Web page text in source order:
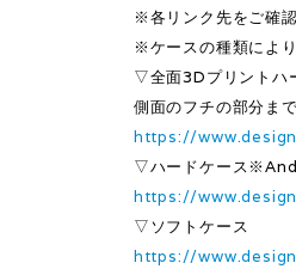
※各リンク先をご確
※ケースの種類によ
▽全面3Dプリントハ
側面のフチの部分ま
https://
▽ハードケース
https://
▽ソフトケース
https://